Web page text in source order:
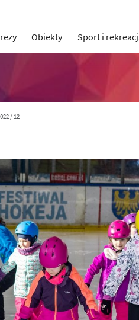
Obiekty Sport i
/ 12